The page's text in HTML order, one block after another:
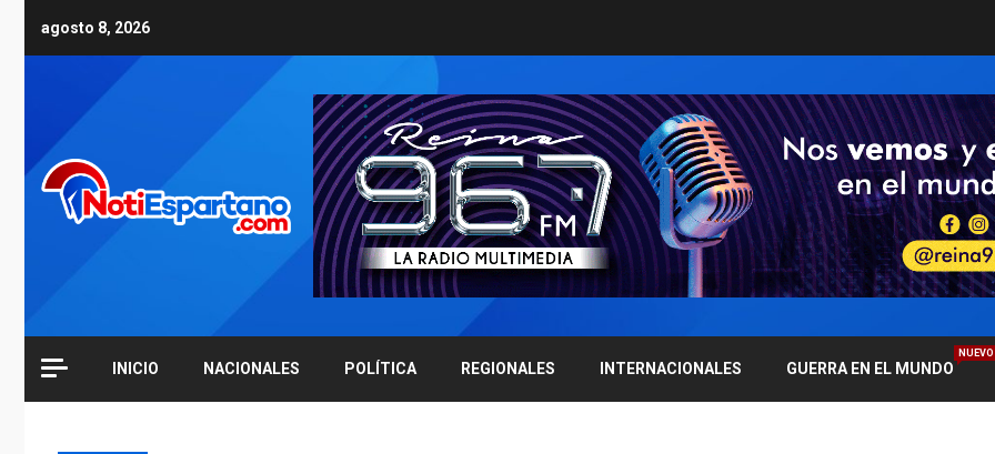
agosto 8, 2026
INICIO NACIONALES POLÍTICA REGIONALES INTERNACIONALES GUERRA EN EL MUNDO
NUEVO